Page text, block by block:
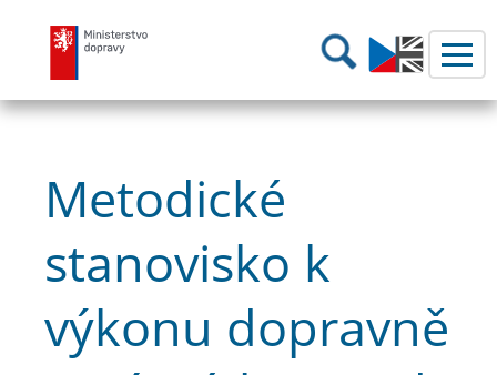
Ministerstvo dopravy Hledání
Metodické
stanovisko k
výkonu dopravně